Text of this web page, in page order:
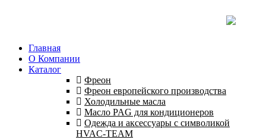
Главная
О Компании
Каталог
Фреон
Фреон европейского производства
Холодильные масла
Масло PAG для кондиционеров
Одежда и аксессуары с символикой
HVAC-TEAM